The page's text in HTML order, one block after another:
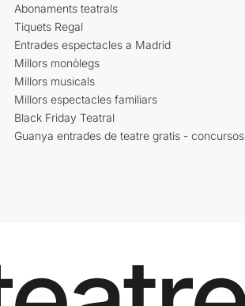
Abonaments teatrals
Tiquets Regal
Entrades espectacles a Madrid
Millors monòlegs
Millors musicals
Millors espectacles familiars
Black Friday Teatral
Guanya entrades de teatre gratis - concursos